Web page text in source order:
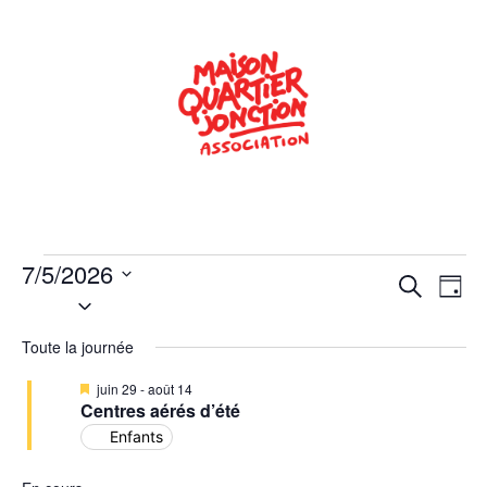
Recherche
Jour
7/5/2026
Sélectionnez
Toute la journée
Centres aérés d’été
Mis
en
avant
juin 29 -août 14
Enfants